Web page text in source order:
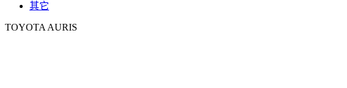
其它
TOYOTA AURIS